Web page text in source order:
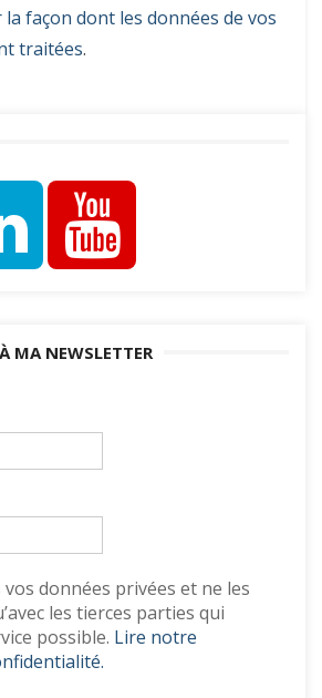
façon dont les données de vos
traitées.
MA NEWSLETTER
données privées et ne les
les tierces parties qui
possible. Lire notre